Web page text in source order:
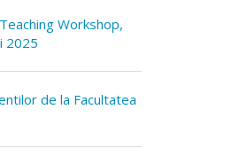
Workshop,
2025
de la Facultatea